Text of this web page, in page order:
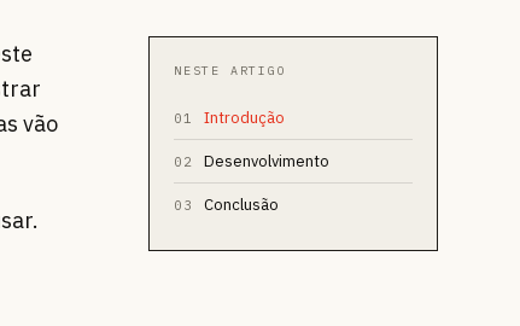
vão
NESTE ARTIGO
01 Introdução
02 Desenvolvimento
03 Conclusão